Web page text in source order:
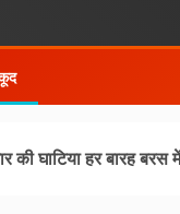
की घाटिया हर बारह बरस